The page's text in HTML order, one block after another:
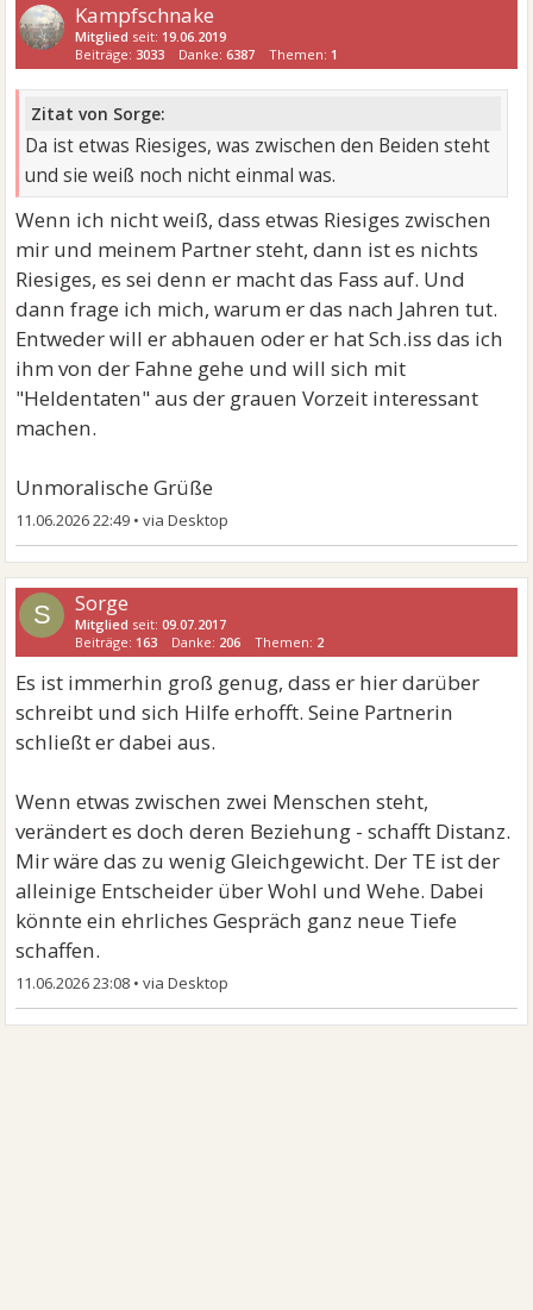
Kampfschnake
Mitglied seit: 19.06.2019
Beiträge:3033 Danke:6387 Themen: 1
Zitat von Sorge:
Da ist etwas Riesiges, was zwischen den Beiden steht
und sie weiß noch nicht einmal was.
Wenn ich nicht weiß, dass etwas Riesiges zwischen
mir und meinem Partner steht, dann ist es nichts
Riesiges, es sei denn er macht das Fass auf. Und
dann frage ich mich, warum er das nach Jahren tut.
Entweder will er abhauen oder er hat Sch.iss das ich
ihm von der Fahne gehe und will sich mit
"Heldentaten" aus der grauen Vorzeit interessant
machen.
Unmoralische Grüße
11.06.2026 22:49 •
S Sorge
Mitglied seit:09.07.2017
Beiträge: 163 Danke: 206 Themen: 2
Es ist immerhin groß genug, dass er hier darüber
schreibt und sich Hilfe erhofft. Seine Partnerin
schließt er dabei aus.
Wenn etwas zwischen zwei Menschen steht,
verändert es doch deren Beziehung - schafft Distanz.
Mir wäre das zu wenig Gleichgewicht. Der TE ist der
alleinige Entscheider über Wohl und Wehe. Dabei
könnte ein ehrliches Gespräch ganz neue Tiefe
schaffen.
11.06.2026 23:08 •